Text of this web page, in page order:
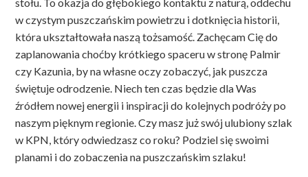
w czystym puszczańskim powietrzu i dotknięcia historii,
która ukształtowała naszą tożsamość. Zachęcam Cię do
zaplanowania choćby krótkiego spaceru w stronę Palmir
czy Kazunia, by na własne oczy zobaczyć, jak puszcza
świętuje odrodzenie. Niech ten czas będzie dla Was
źródłem nowej energii i inspiracji do kolejnych podróży po
naszym pięknym regionie. Czy masz już swój ulubiony szlak
w KPN, który odwiedzasz co roku? Podziel się swoimi
planami i do zobaczenia na puszczańskim szlaku!